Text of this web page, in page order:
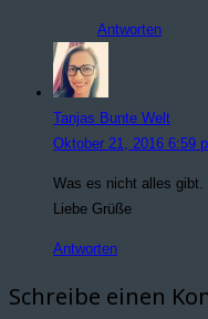
Antworten
Tanjas Bunte Welt
Oktober 21, 2016 6:59
Was es nicht alles
Liebe Grüße
Antworten
Schreibe einen